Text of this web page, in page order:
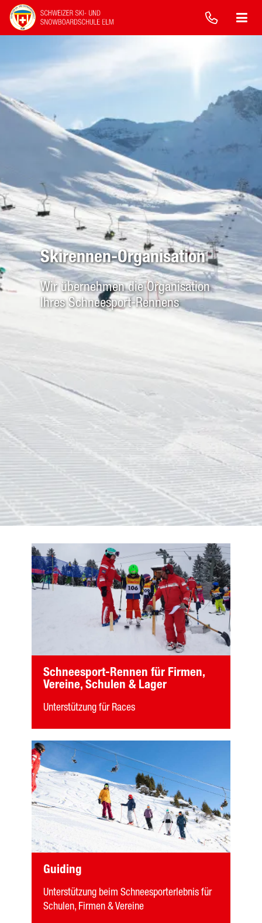
Skirennen-Organisation
Wir übernehmen die Organisation
Ihres Schneesport-Rennens
Schneesport-Rennen für Firmen,
Vereine, Schulen & Lager
Unterstützung für Races
Guiding
Unterstützung beim Schneesporterlebnis für
Schulen, Firmen & Vereine